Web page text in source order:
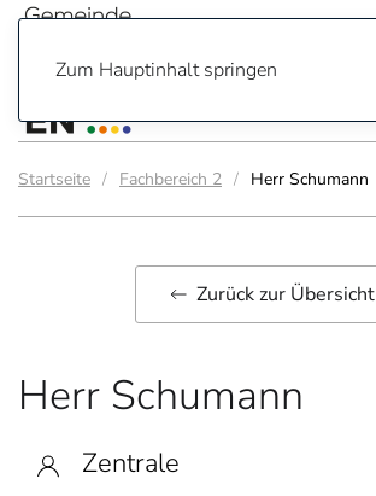
Zum Hauptinhalt springen
Startseite Fachbereich 2 Herr Schumann
Zurück zur Übersicht
Herr Schumann
Zentrale